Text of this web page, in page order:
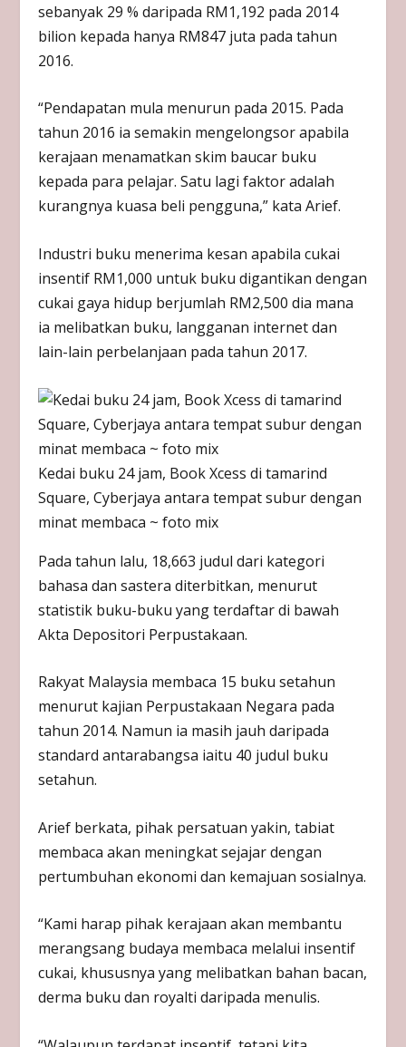
sebanyak 29 % daripada RM1,192 pada 2014
bilion kepada hanya RM847 juta pada tahun
2016.
“Pendapatan mula menurun pada 2015. Pada
tahun 2016 ia semakin mengelongsor apabila
kerajaan menamatkan skim baucar buku
kepada para pelajar. Satu lagi faktor adalah
kurangnya kuasa beli pengguna,” kata Arief.
Industri buku menerima kesan apabila cukai
insentif RM1,000 untuk buku digantikan dengan
cukai gaya hidup berjumlah RM2,500 dia mana
ia melibatkan buku, langganan internet dan
lain-lain perbelanjaan pada tahun 2017.
Kedai buku 24 jam, Book Xcess di tamarind
Square, Cyberjaya antara tempat subur dengan
minat membaca ~ foto mix
Pada tahun lalu, 18,663 judul dari kategori
bahasa dan sastera diterbitkan, menurut
statistik buku-buku yang terdaftar di bawah
Akta Depositori Perpustakaan.
Rakyat Malaysia membaca 15 buku setahun
menurut kajian Perpustakaan Negara pada
tahun 2014. Namun ia masih jauh daripada
standard antarabangsa iaitu 40 judul buku
setahun.
Arief berkata, pihak persatuan yakin, tabiat
membaca akan meningkat sejajar dengan
pertumbuhan ekonomi dan kemajuan sosialnya.
“Kami harap pihak kerajaan akan membantu
merangsang budaya membaca melalui insentif
cukai, khususnya yang melibatkan bahan bacan,
derma buku dan royalti daripada menulis.